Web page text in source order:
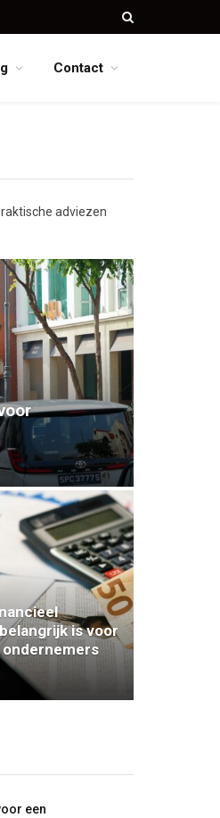
Contact
adviezen
is voor
een